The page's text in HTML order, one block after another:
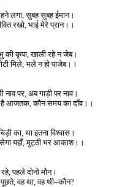
लगा, सुबह सुबह ईमान।
रखो, भाई मेरे प्रान।।
की कृपा, खाली रहे न जेब।
मिले, भले न हो पाजेब।।
नाव पर, अब गाड़ी पर नाव।
आजतक, कौन समय का दाँव।।
का, था इतना विश्वास।
यहाँ, मुट्ठी भर आकाश।।
पहले दोनो मौन।
वह था, वह थी–कौन?